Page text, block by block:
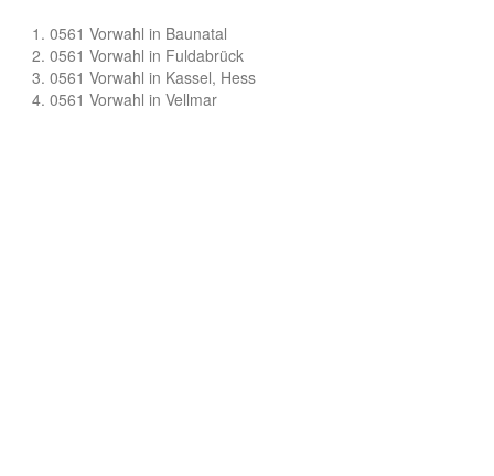
0561 Vorwahl in Baunatal
0561 Vorwahl in Fuldabrück
0561 Vorwahl in Kassel, Hess
0561 Vorwahl in Vellmar